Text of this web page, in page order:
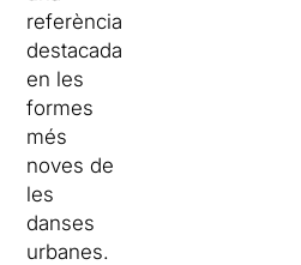
referència
destacada
en les
formes
més
noves de
les
danses
urbanes.